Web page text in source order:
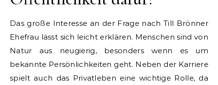
Das große Interesse an der Frage nach Till Brönner
Ehefrau lässt sich leicht erklären. Menschen sind von
Natur aus neugierig, besonders wenn es um
bekannte Persönlichkeiten geht. Neben der Karriere
spielt auch das Privatleben eine wichtige Rolle, da